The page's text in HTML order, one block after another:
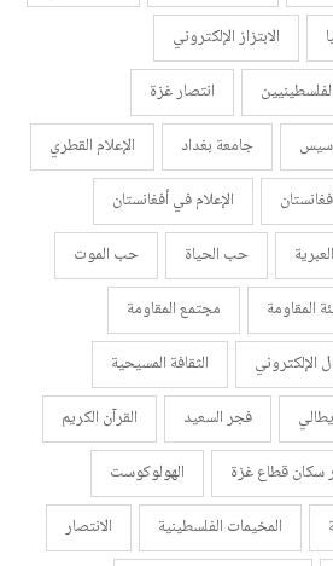
الابتزاز الإلكتروني
انتصار غزة
جامعة بغداد
الإعلام القطري
الإعلام في أفغانستان
حب الحياة
حب الموت
المقاومة
مجتمع المقاومة
الإلكتروني
الثقافة المسيحية
فجر السعيد
القرآن الكريم
سكان قطاع غزة
الهولوكوست
المخيمات الفلسطينية
الانتصار